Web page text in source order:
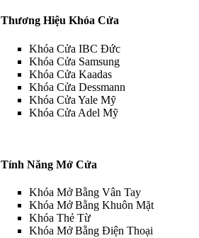
Thương Hiệu Khóa Cửa
Khóa Cửa IBC Đức
Khóa Cửa Samsung
Khóa Cửa Kaadas
Khóa Cửa Dessmann
Khóa Cửa Yale Mỹ
Khóa Cửa Adel Mỹ
Tính Năng Mở Cửa
Khóa Mở Bằng Vân Tay
Khóa Mở Bằng Khuôn Mặt
Khóa Thẻ Từ
Khóa Mở Bằng Điện Thoại